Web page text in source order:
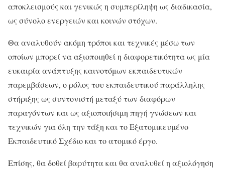
αποκλεισμούς και γενικώς η συμπερίληψη ως διαδικασία,
ως σύνολο ενεργειών και κοινών στόχων.
Θα αναλυθούν ακόμη τρόποι και τεχνικές μέσω των
οποίων μπορεί να αξιοποιηθεί η διαφορετικότητα ως μία
ευκαιρία ανάπτυξης καινοτόμων εκπαιδευτικών
παρεμβάσεων, o ρόλος του εκπαιδευτικού παράλληλης
στήριξης ως συντονιστή μεταξύ των διαφόρων
παραγόντων και ως αξιοποιήσιμη πηγή γνώσεων και
τεχνικών για όλη την τάξη και το Εξατομικευμένο
Εκπαιδευτικό Σχέδιο και το ατομικό έργο.
Επίσης, θα δοθεί βαρύτητα και θα αναλυθεί η αξιολόγηση